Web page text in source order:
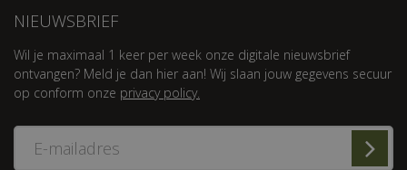
NIEUWSBRIEF
Wil je maximaal 1 keer per week onze digitale nieuwsbrief
ontvangen? Meld je dan hier aan! Wij slaan jouw gegevens secuur
op conform onze privacy policy.